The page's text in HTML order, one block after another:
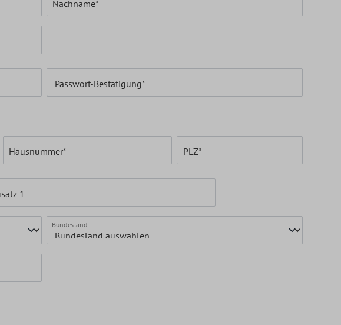
Nachname*
Passwort-Bestätigung*
Hausnummer* PLZ*
1
Bundesland